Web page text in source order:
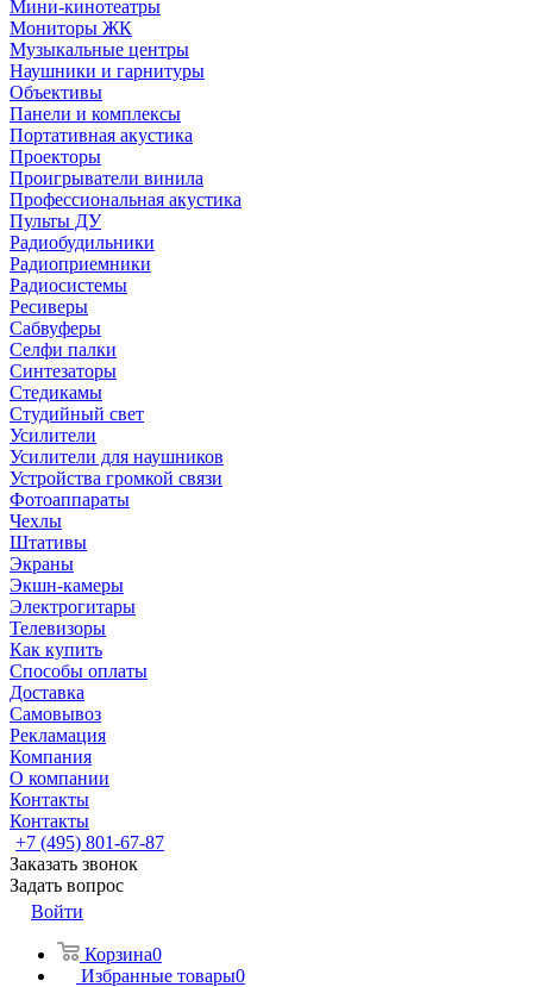
Мини-кинотеатры
Мониторы ЖК
Музыкальные центры
Наушники и гарнитуры
Объективы
Панели и комплексы
Портативная акустика
Проекторы
Проигрыватели винила
Профессиональная акустика
Пульты ДУ
Радиобудильники
Радиоприемники
Радиосистемы
Ресиверы
Сабвуферы
Селфи палки
Синтезаторы
Стедикамы
Студийный свет
Усилители
Усилители для наушников
Устройства громкой связи
Фотоаппараты
Чехлы
Штативы
Экраны
Экшн-камеры
Электрогитары
Телевизоры
Как купить
Способы оплаты
Доставка
Самовывоз
Рекламация
Компания
О компании
Контакты
Контакты
+7 (495) 801-67-87
Заказать звонок
Задать вопрос
Войти
Корзина0
Избранные товары0